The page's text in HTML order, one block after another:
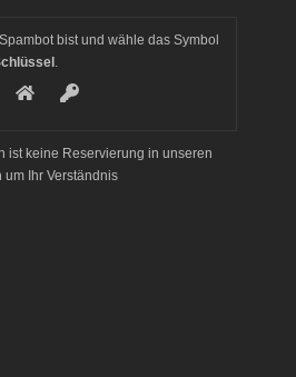
bist und wähle das Symbol
.
ist keine Reservierung in unseren
um Ihr Verständnis